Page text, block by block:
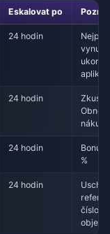
Eskalovat po
24 hodin
24 hodin
Zkuste
nákupy
24 hodin
Bonus
%
24 hodin
číslo